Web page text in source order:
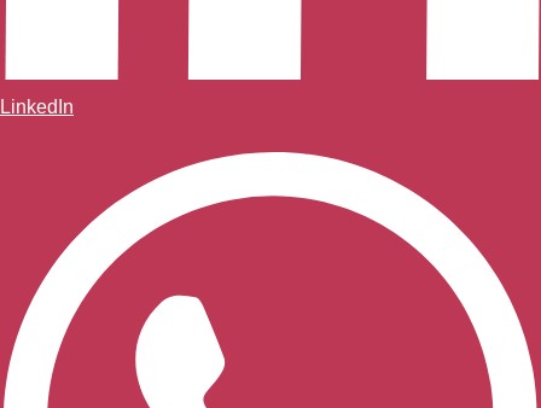
LinkedIn